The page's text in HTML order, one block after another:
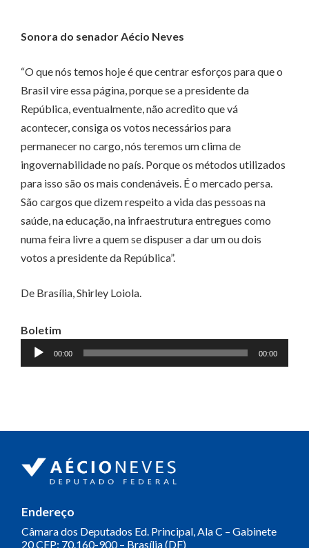
Sonora do senador Aécio Neves
“O que nós temos hoje é que centrar esforços para que o
Brasil vire essa página, porque se a presidente da
República, eventualmente, não acredito que vá
acontecer, consiga os votos necessários para
permanecer no cargo, nós teremos um clima de
ingovernabilidade no país. Porque os métodos utilizados
para isso são os mais condenáveis. É o mercado persa.
São cargos que dizem respeito a vida das pessoas na
saúde, na educação, na infraestrutura entregues como
numa feira livre a quem se dispuser a dar um ou dois
votos a presidente da República”.
De Brasília, Shirley Loiola.
Boletim
Tocador
de
00:00 00:00
Endereço
Câmara dos Deputados Ed. Principal, Ala C – Gabinete
20CEP: 70.160-900 – Brasília (DF)